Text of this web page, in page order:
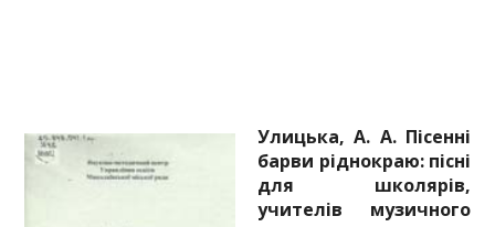
Улицька, А. А. Пісенні
барви ріднокраю: пісні
для школярів,
учителів музичного